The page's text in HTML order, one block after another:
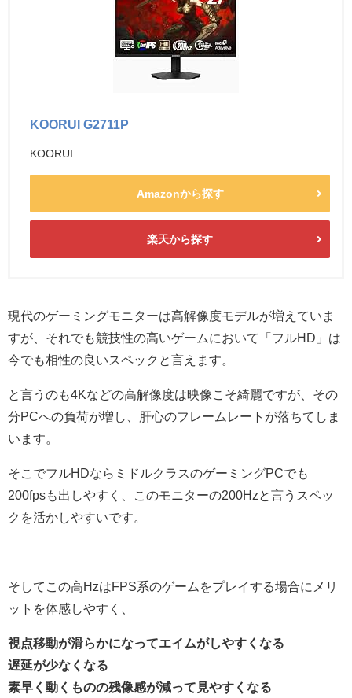
KOORUI G2711P
KOORUI
Amazonから探す
楽天から探す
現代のゲーミングモニターは高解像度モデルが増えていま
すが、それでも競技性の高いゲームにおいて「フルHD」は
今でも相性の良いスペックと言えます。
と言うのも4Kなどの高解像度は映像こそ綺麗ですが、その
分PCへの負荷が増し、肝心のフレームレートが落ちてしま
います。
そこでフルHDならミドルクラスのゲーミングPCでも
200fpsも出しやすく、このモニターの200Hzと言うスペッ
クを活かしやすいです。
そしてこの高HzはFPS系のゲームをプレイする場合にメリ
ットを体感しやすく、
視点移動が滑らかになってエイムがしやすくなる
遅延が少なくなる
素早く動くものの残像感が減って見やすくなる